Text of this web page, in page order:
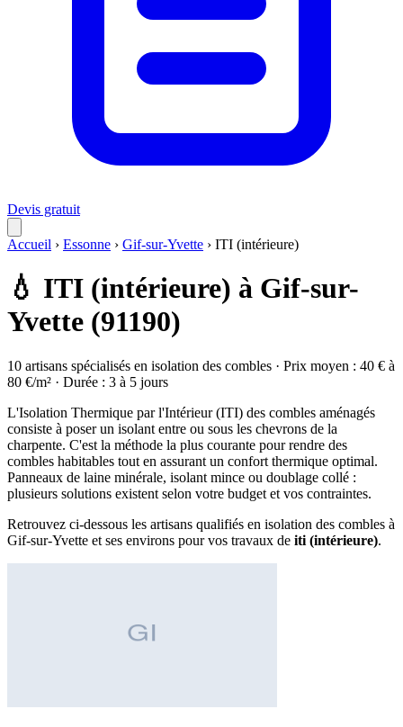
Devis gratuit
Accueil › Essonne › Gif-sur-Yvette › ITI (intérieure)
💧 ITI (intérieure) à Gif-sur-
Yvette (91190)
10 artisans spécialisés en isolation des combles · Prix moyen : 40 € à
80 €/m² · Durée : 3 à 5 jours
L'Isolation Thermique par l'Intérieur (ITI) des combles aménagés
consiste à poser un isolant entre ou sous les chevrons de la
charpente. C'est la méthode la plus courante pour rendre des
combles habitables tout en assurant un confort thermique optimal.
Panneaux de laine minérale, isolant mince ou doublage collé :
plusieurs solutions existent selon votre budget et vos contraintes.
Retrouvez ci-dessous les artisans qualifiés en isolation des combles à
Gif-sur-Yvette et ses environs pour vos travaux de iti (intérieure).